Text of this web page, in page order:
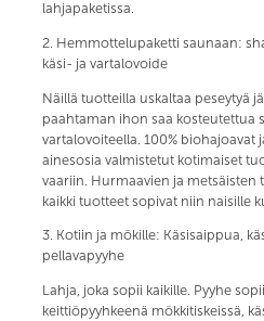
lahjapaketissa.
2. Hemmottelupaketti saunaan:
käsi- ja vartalovoide
Näillä tuotteilla uskaltaa peseytyä
paahtaman ihon saa kosteutettua
vartalovoiteella. 100% biohajoavat
ainesosia valmistetut kotimaiset
vaariin. Hurmaavien ja metsäisten
kaikki tuotteet sopivat niin naisille
3. Kotiin ja mökille: Käsisaippua,
pellavapyyhe
Lahja, joka sopii kaikille. Pyyhe
keittiöpyyhkeenä mökkitiskeissä,